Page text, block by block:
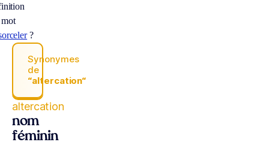
?
Synonymes
de
“altercation“
altercation
nom
féminin